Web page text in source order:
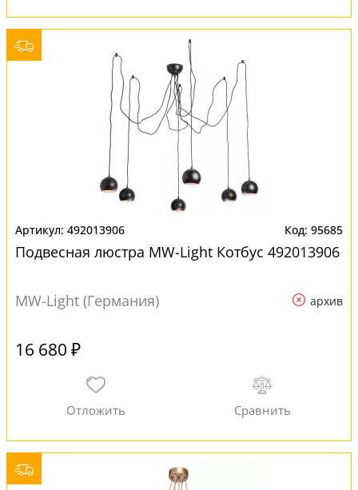
492013906 95685
Подвесная люстра MW-Light Котбус 492013906
MW-Light (Германия) архив
16 680 ₽